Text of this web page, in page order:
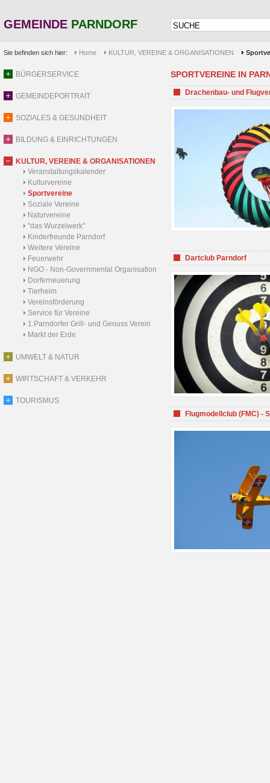
GEMEINDE PARNDORF
Sie befinden sich hier: Home KULTUR, VEREINE & ORGANISATIONEN
BÜRGERSERVICE
GEMEINDEPORTRAIT
SOZIALES & GESUNDHEIT
BILDUNG & EINRICHTUNGEN
KULTUR, VEREINE & ORGANISATIONEN
Veranstaltungskalender
Kulturvereine
Sportvereine
Soziale Vereine
Naturvereine
"das Wurzelwerk"
Kinderfreunde Parndorf
Weitere Vereine
Feuerwehr
NGO - Non-Governmental Organisation
Dorferneuerung
Tierheim
Vereinsförderung
Service für Vereine
1.Parndorfer Grill- und Genuss Verein
Markt der Erde
UMWELT & NATUR
WIRTSCHAFT & VERKEHR
TOURISMUS
SPORTVEREINE IN
Drachenbau- und
Dartclub Parndorf
Flugmodellclub (FMC) -